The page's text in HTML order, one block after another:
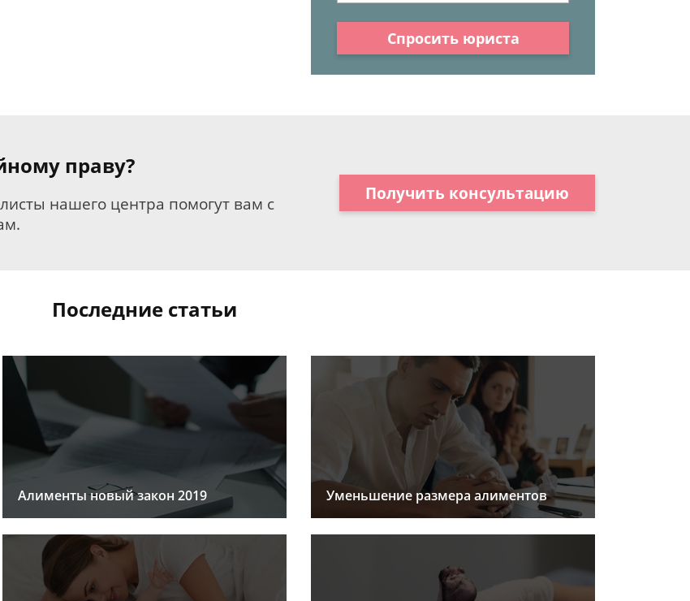
Спросить юриста
праву?
нашего центра помогут вам с
Получить консультацию
Последние статьи
Алименты новый закон 2019 Уменьшение размера алиментов